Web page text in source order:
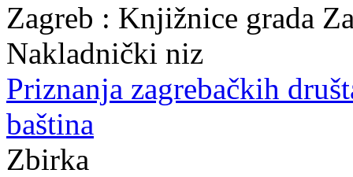
Zagreb : Knjižnice grada
Nakladnički niz
Priznanja zagrebačkih
baština
Zbirka